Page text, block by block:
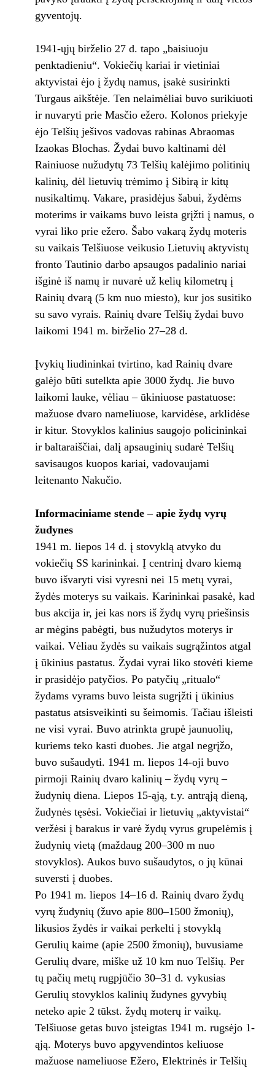
gyventojų.
1941-ųjų birželio 27 d. tapo „baisiuoju
penktadieniu“. Vokiečių kariai ir vietiniai
aktyvistai ėjo į žydų namus, įsakė susirinkti
Turgaus aikštėje. Ten nelaimėliai buvo surikiuoti
ir nuvaryti prie Masčio ežero. Kolonos priekyje
ėjo Telšių ješivos vadovas rabinas Abraomas
Izaokas Blochas. Žydai buvo kaltinami dėl
Rainiuose nužudytų 73 Telšių kalėjimo politinių
kalinių, dėl lietuvių trėmimo į Sibirą ir kitų
nusikaltimų. Vakare, prasidėjus šabui, žydėms
moterims ir vaikams buvo leista grįžti į namus, o
vyrai liko prie ežero. Šabo vakarą žydų moteris
su vaikais Telšiuose veikusio Lietuvių aktyvistų
fronto Tautinio darbo apsaugos padalinio nariai
išginė iš namų ir nuvarė už kelių kilometrų į
Rainių dvarą (5 km nuo miesto), kur jos susitiko
su savo vyrais. Rainių dvare Telšių žydai buvo
laikomi 1941 m. birželio 27–28 d.
Įvykių liudininkai tvirtino, kad Rainių dvare
galėjo būti sutelkta apie 3000 žydų. Jie buvo
laikomi lauke, vėliau – ūkiniuose pastatuose:
mažuose dvaro nameliuose, karvidėse, arklidėse
ir kitur. Stovyklos kalinius saugojo policininkai
ir baltaraiščiai, dalį apsauginių sudarė Telšių
savisaugos kuopos kariai, vadovaujami
leitenanto Nakučio.
Informaciniame stende – apie žydų vyrų
žudynes
1941 m. liepos 14 d. į stovyklą atvyko du
vokiečių SS karininkai. Į centrinį dvaro kiemą
buvo išvaryti visi vyresni nei 15 metų vyrai,
žydės moterys su vaikais. Karininkai pasakė, kad
bus akcija ir, jei kas nors iš žydų vyrų priešinsis
ar mėgins pabėgti, bus nužudytos moterys ir
vaikai. Vėliau žydės su vaikais sugrąžintos atgal
į ūkinius pastatus. Žydai vyrai liko stovėti kieme
ir prasidėjo patyčios. Po patyčių „ritualo“
žydams vyrams buvo leista sugrįžti į ūkinius
pastatus atsisveikinti su šeimomis. Tačiau išleisti
ne visi vyrai. Buvo atrinkta grupė jaunuolių,
kuriems teko kasti duobes. Jie atgal negrįžo,
buvo sušaudyti. 1941 m. liepos 14-oji buvo
pirmoji Rainių dvaro kalinių – žydų vyrų –
žudynių diena. Liepos 15-ąją, t.y. antrąją dieną,
žudynės tęsėsi. Vokiečiai ir lietuvių „aktyvistai“
veržėsi į barakus ir varė žydų vyrus grupelėmis į
žudynių vietą (maždaug 200–300 m nuo
stovyklos). Aukos buvo sušaudytos, o jų kūnai
suversti į duobes.
Po 1941 m. liepos 14–16 d. Rainių dvaro žydų
vyrų žudynių (žuvo apie 800–1500 žmonių),
likusios žydės ir vaikai perkelti į stovyklą
Gerulių kaime (apie 2500 žmonių), buvusiame
Gerulių dvare, miške už 10 km nuo Telšių. Per
tų pačių metų rugpjūčio 30–31 d. vykusias
Gerulių stovyklos kalinių žudynes gyvybių
neteko apie 2 tūkst. žydų moterų ir vaikų.
Telšiuose getas buvo įsteigtas 1941 m. rugsėjo 1-
ąją. Moterys buvo apgyvendintos keliuose
mažuose nameliuose Ežero, Elektrinės ir Telšių